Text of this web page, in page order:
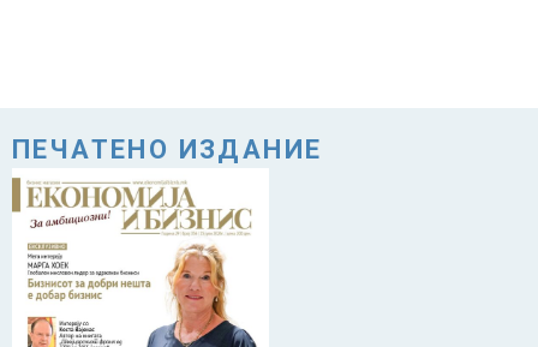
ПЕЧАТЕНО ИЗДАНИЕ